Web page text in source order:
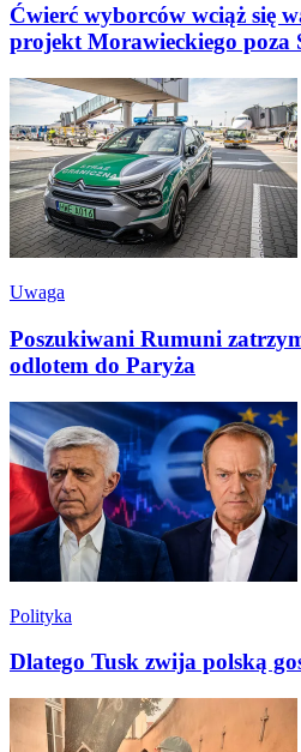
Ćwierć wyborców wciąż się
projekt Morawieckiego poza
Uwaga
Poszukiwani Rumuni
odlotem do Paryża
Polityka
Dlatego Tusk zwija polską